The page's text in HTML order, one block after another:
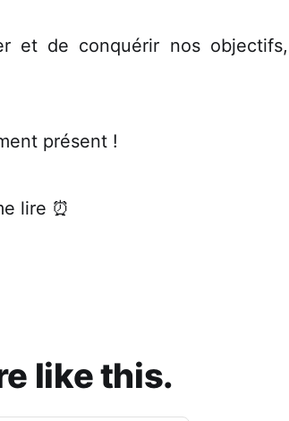
et de conquérir nos objectifs,
présent !
lire ⏰
like this.